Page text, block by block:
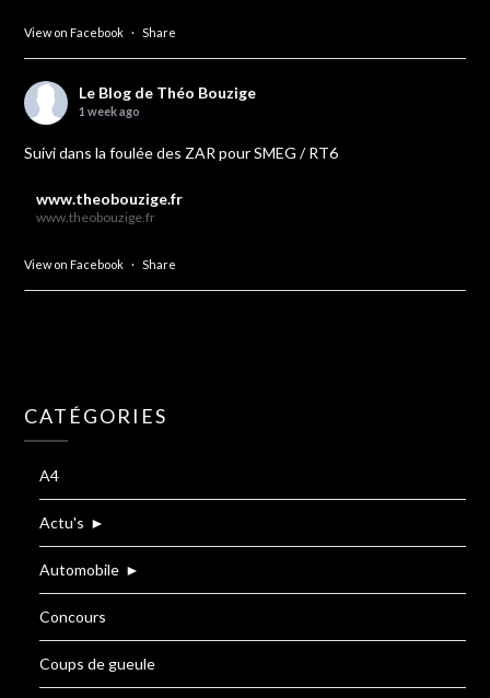
View on Facebook · Share
Le Blog de Théo Bouzige
1 week ago
Suivi dans la foulée des ZAR pour SMEG / RT6
www.theobouzige.fr
www.theobouzige.fr
View on Facebook · Share
CATÉGORIES
A4
Actu's ►
Automobile ►
Concours
Coups de gueule